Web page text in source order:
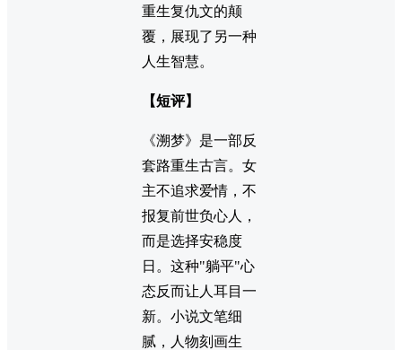
重生复仇文的颠
覆，展现了另一种
人生智慧。
【短评】
《溯梦》是一部反
套路重生古言。女
主不追求爱情，不
报复前世负心人，
而是选择安稳度
日。这种"躺平"心
态反而让人耳目一
新。小说文笔细
腻，人物刻画生